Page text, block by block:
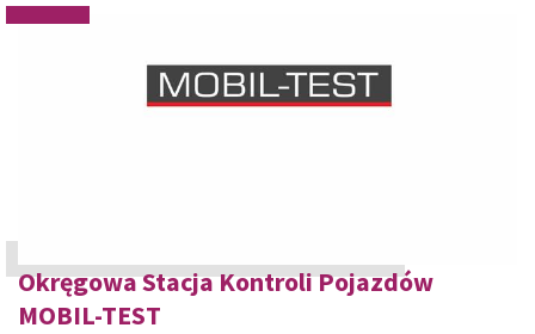
Okręgowa Stacja Kontroli Pojazdów
MOBIL-TEST